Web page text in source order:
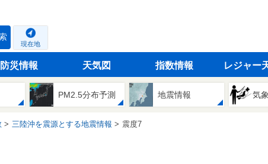
現在地
防災情報 天気図 指数情報 レジャー
PM2.5分布予測 地震情報 気
三陸沖を震源とする地震情報 震度7